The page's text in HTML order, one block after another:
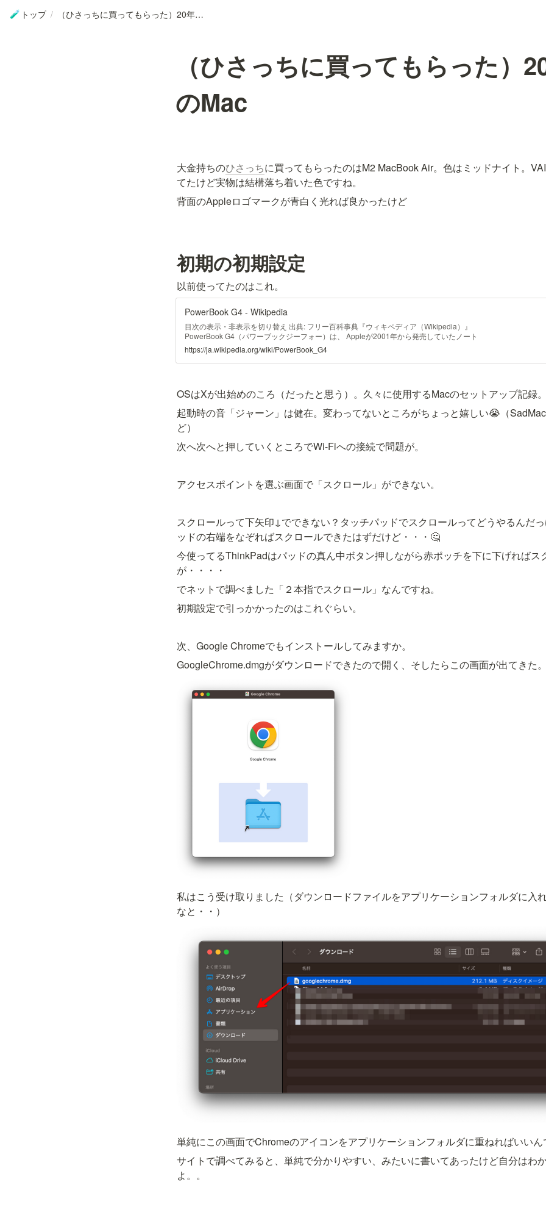
🧪 トップ / （ひさっちに買ってもらった）20年ぶりのMac
（ひさっちに買ってもらった）
のMac
大金持ちのひさっちに買ってもらったのはM2 MacBook Air。色はミッドナイト。
てたけど実物は結構落ち着いた色ですね。
背面のAppleロゴマークが青白く光れば良かったけど
初期の初期設定
以前使ってたのはこれ。
PowerBook G4 - Wikipedia
目次の表示・非表示を切り替え 出典: フリー百科事典『ウィキペディア（Wikipedia）』
PowerBook G4（パワーブックジーフォー）は、 Appleが2001年から発売していたノート
型 Macで、 モトローラ（ フリースケール・セミコンダクタ）のPowerPC 74xx シリーズ
（ PowerPC G4）を搭載した、 PowerBook最後のシリーズ。後継機種として2006年に
MacBook Pro が発売され、販売終了となった。 PowerBook G4シリーズはCPUに
とデザインが異なり、また、 チタニウム系列と アルミニウム系列がある。PowerPC G5
チャ に移行したことから、最後のPowerBookシリーズとなった。 PowerBookシリーズと
しては初めて金属製の筐体を採用したシリーズである。初代の15インチモデルのチタニウ
ム合金から、17インチと12インチモデルの発表以降順次アルミニウム合金へと変わった
ものの、一貫して金属筐体を採用した。PowerBookシリーズは伝統的に灰色〜黒の曲線
的なプラスチック筐体を採用していたため、直線的な金属筐体はこれまでのイメージを一
レームという構造である[2] 。 2001年 1月9日 - 初代のPowerBook G4(Ti) 400MHz,
500MHzモデル (Mercury) が発表される[3] 。 8月27日 -
https://ja.wikipedia.org/wiki/PowerBook_G4
OSはXが出始めのころ（だったと思う）。久々に使用するMacのセットアップ記録。
起動時の音「ジャーン」は健在。変わってないところがちょっと嬉しい😭（
ど）
次へ次へと押していくところでWi-Fiへの接続で問題が。
アクセスポイントを選ぶ画面で「スクロール」ができない。
スクロールって下矢印↓でできない？タッチパッドでスクロールってどうやるんだ
ッドの右端をなぞればスクロールできたはずだけど・・・🤔
今使ってるThinkPadはパッドの真ん中ボタン押しながら赤ポッチを下に下げればス
が・・・・
でネットで調べました「２本指でスクロール」なんですね。
初期設定で引っかかったのはこれぐらい。
次、Google Chromeでもインストールしてみますか。
GoogleChrome.dmgがダウンロードできたので開く、そしたらこの画面が出てきた。
私はこう受け取りました（ダウンロードファイルをアプリケーションフォルダに入
なと・・）
単純にこの画面でChromeのアイコンをアプリケーションフォルダに重ねればいいん
サイトで調べてみると、単純で分かりやすい、みたいに書いてあったけど自分はわ
よ。。